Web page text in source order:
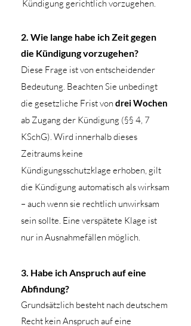
Kündigung gerichtlich vorzugehen.
2. Wie lange habe ich Zeit gegen
die Kündigung vorzugehen?
​Diese Frage ist von entscheidender
Bedeutung. Beachten Sie unbedingt
die gesetzliche Frist von drei Wochen
ab Zugang der Kündigung (§§ 4, 7
KSchG). Wird innerhalb dieses
Zeitraums keine
Kündigungsschutzklage erhoben, gilt
die Kündigung automatisch als wirksam
– auch wenn sie rechtlich unwirksam
sein sollte. Eine verspätete Klage ist
nur in Ausnahmefällen möglich.
3. Habe ich Anspruch auf eine
Abfindung?
Grundsätzlich besteht nach deutschem
Recht kein Anspruch auf eine